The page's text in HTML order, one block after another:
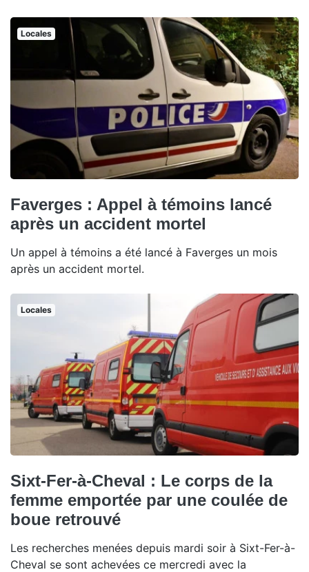
Locales
Faverges : Appel à témoins lancé
après un accident mortel
Un appel à témoins a été lancé à Faverges un mois
après un accident mortel.
Locales
Sixt-Fer-à-Cheval : Le corps de la
femme emportée par une coulée de
boue retrouvé
Les recherches menées depuis mardi soir à Sixt-Fer-à-
Cheval se sont achevées ce mercredi avec la